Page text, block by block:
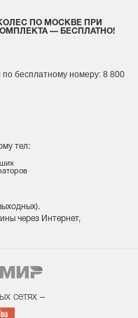
тел:
).
через Интернет,
ПО МОСКВЕ ПРИ
— БЕСПЛАТНО!
по бесплатному номеру: 8 800
сетях –